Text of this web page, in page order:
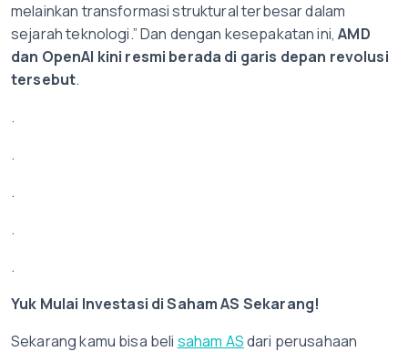
melainkan transformasi struktural terbesar dalam
sejarah teknologi.” Dan dengan kesepakatan ini,AMD
dan OpenAI kini resmi berada di garis depan revolusi
tersebut.
.
.
.
.
.
Yuk Mulai Investasi di Saham AS Sekarang!
Sekarang kamu bisa beli saham ASdari perusahaan